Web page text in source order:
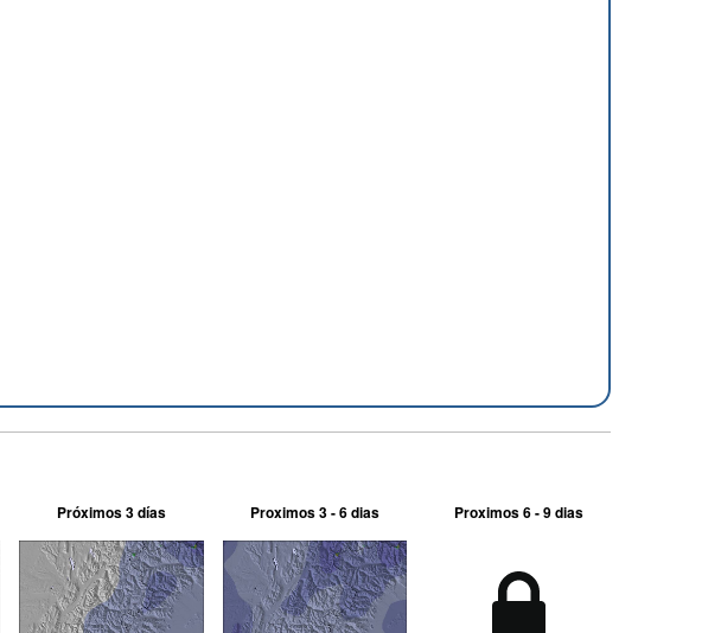
Próximos 3 días Proximos 3 - 6 dias Proximos 6 - 9 dias